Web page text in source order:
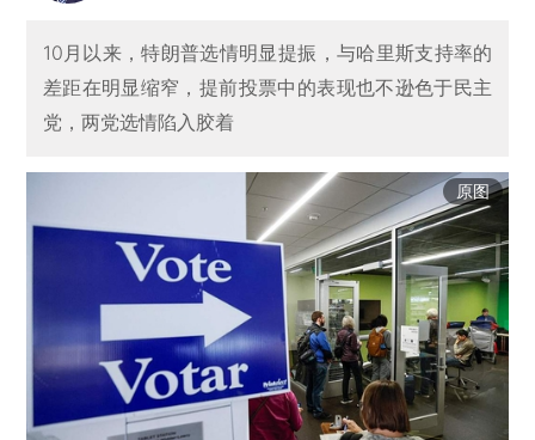
CD经济部、早稻田大学政治经济学院，专注全球和中国宏观
经济与金融市场研究。2023年10月参加国务院总理主持召开
的经济形势专家和企业家座谈会，就经济工作建言献策。
10月以来，特朗普选情明显提振，与哈里斯支持率的
差距在明显缩窄，提前投票中的表现也不逊色于民主
党，两党选情陷入胶着
原图